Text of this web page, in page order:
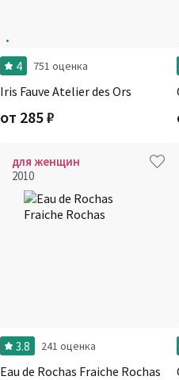
4 751 оценка
Iris Fauve Atelier des Ors
от 285₽
для женщин
2010
3.8 241 оценка
Eau de Rochas Fraiche Rochas